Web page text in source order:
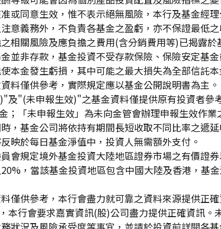
或同意生效，惟不表示絕無風險，本行及基金經
意義務外，不負責各基金之盈虧，亦不保證最低
相關風險及應負擔之費用(含分銷費用等)已揭露
並非存款，基金投資不受存款保險、保險安定基
本金發生虧損，其中可能之最大損失為全部信託
料僅供參考，實際規定應以基金公開說明書為主。
及"(未申報生效)"之基金資料僅提供原有投資者參
；「未申報生效」為未向金管會辦理申報生效作業
，基金公司將依持有期間長短收取不同比率之遞
映於每日基金淨值中，投資人無需額外支付。
會規定境外基金投資大陸地區證券市場之有價證
，當該基金投資地區包含中國大陸及香港，基
僅供參考，本行會盡力就可靠之資料來源提供正
本行會要求嘉實資訊(股)公司盡力提供正確資訊